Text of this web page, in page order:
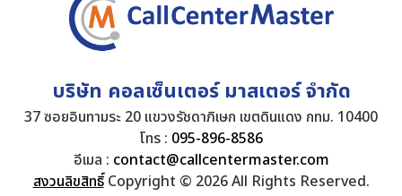
บริษัท คอลเซ็นเตอร์ มาสเตอร์ จำกัด
37 ซอยอินทามระ 20 แขวงรัชดาภิเษก เขตดินแดง กทม. 10400
โทร : 095-896-8586
อีเมล : contact@callcentermaster.com
สงวนลิขสิทธิ์Copyright © 2026 All Rights Reserved.